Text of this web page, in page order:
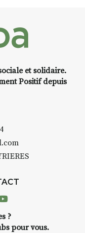
et solidaire.
Positif depuis
Youtube
?
pour vous.